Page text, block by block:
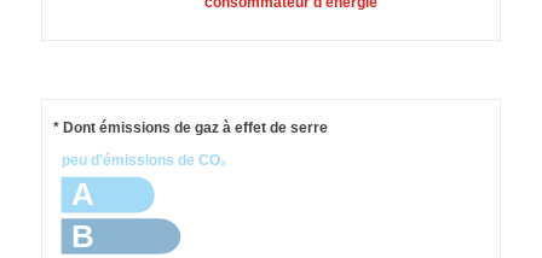
A
B
peu d'émissions de CO₂
* Dont émissions de gaz à effet de serre